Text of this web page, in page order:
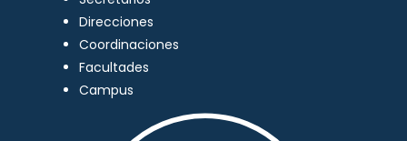
Direcciones
Coordinaciones
Facultades
Campus